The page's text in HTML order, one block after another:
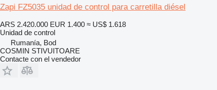
Zapi FZ5035 unidad de control para carretilla diésel
ARS 2.420.000 EUR 1.400 ≈ US$ 1.618
Unidad de control
Rumanía, Bod
COSMIN STIVUITOARE
Contacte con el vendedor